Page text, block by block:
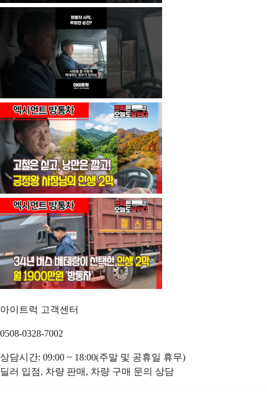
아이트럭 고객센터
0508-0328-7002
상담시간: 09:00 ~ 18:00(주말 및 공휴일 휴무)
딜러 입점, 차량 판매, 차량 구매 문의 상담